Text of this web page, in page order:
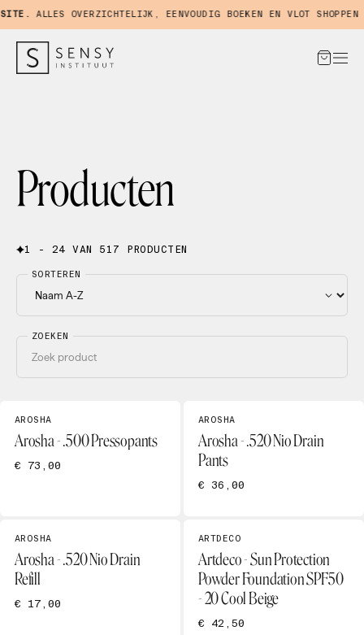
ALLES OVERZICHTELIJK, EENVOUDIG BOEKEN EN VLOT SHOPPEN IN
Producten
1 - 24 VAN 517 PRODUCTEN
ZOEKEN
SORTEREN
AROSHA
Arosha - .500 Pressopants
€ 73,00
AROSHA
Arosha - .520 Nio Drain
Pants
€ 36,00
AROSHA
Arosha - .520 Nio Drain
Refill
€ 17,00
ARTDECO
Artdeco - Sun Protection
Powder Foundation SPF50
- 20 Cool Beige
€ 42,50